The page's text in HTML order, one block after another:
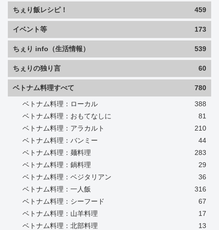
ちぇり飯レシピ！ 459
イベント等 173
ちぇり info（生活情報） 539
ちぇりの独り言 60
ベトナム料理すべて 780
ベトナム料理：ローカル
388
ベトナム料理：おもてなしに
81
ベトナム料理：アラカルト
210
ベトナム料理：バンミー
44
ベトナム料理：麺料理
283
ベトナム料理：鍋料理
29
ベトナム料理：ベジタリアン
36
ベトナム料理：一人飯
316
ベトナム料理：シーフード
67
ベトナム料理：山羊料理
17
ベトナム料理：北部料理
13